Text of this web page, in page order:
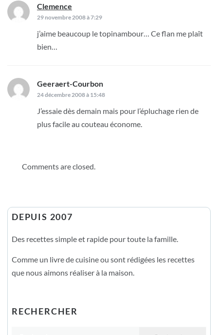
Clemence
29 novembre 2008 à 7:29
j’aime beaucoup le topinambour… Ce flan me plaît
bien…
Geeraert-Courbon
24 décembre 2008 à 15:48
J’essaie dès demain mais pour l’épluchage rien de
plus facile au couteau économe.
Comments are closed.
DEPUIS 2007
Des recettes simple et rapide pour toute la famille.
Comme un livre de cuisine ou sont rédigées les recettes
que nous aimons réaliser à la maison.
RECHERCHER